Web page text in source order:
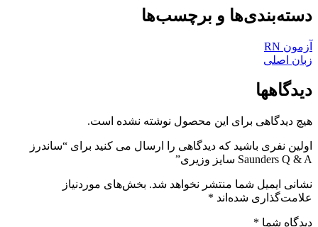
دسته‌بندی‌ها و برچسب‌ها
آزمون RN
زبان اصلی
دیدگاهها
هیچ دیدگاهی برای این محصول نوشته نشده است.
اولین نفری باشید که دیدگاهی را ارسال می کنید برای “ساندرز
Saunders Q & A سایز وزیری”
نشانی ایمیل شما منتشر نخواهد شد. بخش‌های موردنیاز
علامت‌گذاری شده‌اند *
دیدگاه شما *